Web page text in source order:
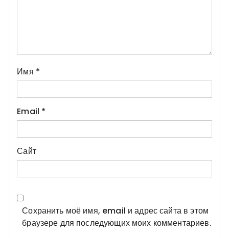
Имя *
Email *
Сайт
Сохранить моё имя, email и адрес сайта в этом
браузере для последующих моих комментариев.